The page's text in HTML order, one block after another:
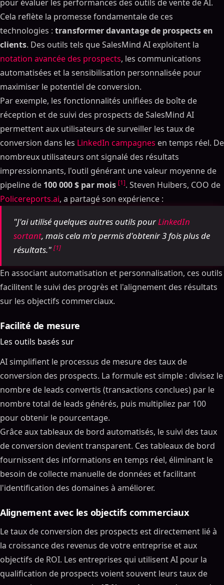
pour évaluer les performances des outils de vente de AI.
Cela reflète la promesse fondamentale de ces
technologies : transformer davantage de prospects en
clients. Des outils tels que SalesMind AI exploitent la
notation avancée des prospects, les communications
automatisées et la sensibilisation personnalisée pour
maximiser le potentiel de conversion.
Par exemple, les fonctionnalités unifiées de boîte de
réception et de suivi des prospects de SalesMind AI
permettent aux utilisateurs de surveiller les taux de
conversion dans les LinkedIn campagnes en temps réel. De
nombreux utilisateurs ont signalé des résultats
impressionnants, l'outil générant une valeur moyenne de
pipeline de 100 000 $ par mois [1]. Steven Huibers, COO de
Policereports.ai, a partagé son expérience :
"J'ai utilisé quelques autres outils pourLinkedIn
sortant, mais cela m'a permis d'obtenir 3 fois plus de
résultats." [1]
En associant automatisation et personnalisation, ces outils
facilitent le suivi des progrès et l'alignement des résultats
sur les objectifs commerciaux.
Facilité de mesure
Les outils basés sur
AI simplifient le processus de mesure des taux de
conversion des prospects. La formule est simple : divisez le
nombre de leads convertis (transactions conclues) par le
nombre total de leads générés, puis multipliez par 100
pour obtenir le pourcentage.
Grâce aux tableaux de bord automatisés, le suivi des taux
de conversion devient transparent. Ces tableaux de bord
fournissent des informations en temps réel, éliminant le
besoin de collecte manuelle de données et facilitant
l'identification des domaines à améliorer.
Alignement avec les objectifs commerciaux
Le taux de conversion des prospects est directement lié à
la croissance des revenus de votre entreprise et aux
objectifs de ROI. Les entreprises qui utilisent AI pour la
qualification de prospects voient souvent leurs taux de